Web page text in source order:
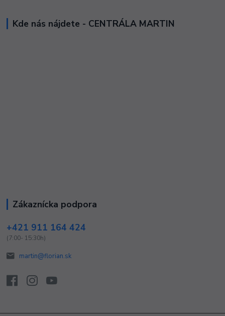
Kde nás nájdete - CENTRÁLA MARTIN
Zákaznícka podpora
+421 911 164 424
(7:00- 15:30h)
martin@florian.sk